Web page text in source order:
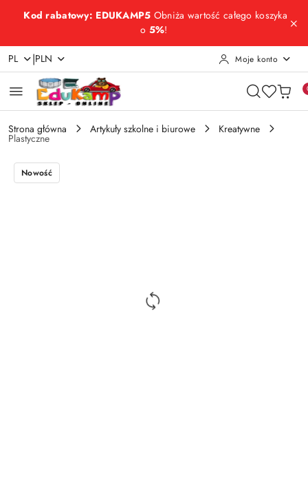
Przejdź do treści głównej
Przejdź do wyszukiwarki
Przejdź do moje konto
Przejdź do menu głównego
Przejdź do opisu produktu
Przejdź do stopki
Kod rabatowy: EDUKAMP5 Obniża wartość całego koszyka
o 5%!
PL |PLN Moje konto
Strona główna Artykuły szkolne i biurowe Kreatywne
Plastyczne
Nowość